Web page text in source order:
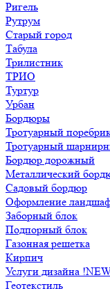
Ригель
Рутрум
Старый город
Табула
Трилистник
ТРИО
Туртур
Урбан
Бордюры
Тротуарный
Тротуарный
Бордюр дорожный
Металлический
Садовый бордюр
Оформление
Заборный блок
Подпорный блок
Газонная решетка
Кирпич
Услуги дизайна
Геотекстиль